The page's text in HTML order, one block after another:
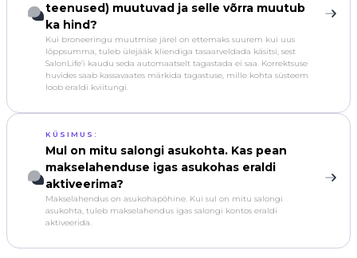
teenused) muutuvad ja selle võrra muutub
ka hind?
Kui broneeringu muutmise järel on ettemaks suurem kui uus
lõppsumma, tuleb ülejääk kliendiga tasaarveldada käsitsi, sest
SalonLife’i kaudu seda automaatselt tagastada ei saa. Korrektsuse
huvides saab kassavaates märkida tagastuse, mille kohta süsteem
loob eraldi kviitungi.
KÜSIMUS:
Mul on mitu salongi asukohta. Kas pean
makselahenduse igas asukohas eraldi
aktiveerima?
Makselahendus on asukohapõhine. Kui sul on mitu salongi
asukohta, tuleb makselahendus igas salongi kontos eraldi
aktiveerida.